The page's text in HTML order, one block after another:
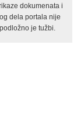
dokumenata i
dela portala nije
je tužbi.